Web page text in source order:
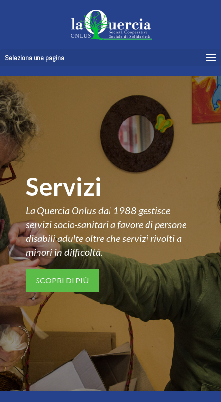
Seleziona una pagina
Servizi
La Quercia Onlus dal 1988 gestisce
servizi socio-sanitari a favore di persone
disabili adulte oltre che servizi rivolti a
minori in difficoltà.
SCOPRI DI PIÙ